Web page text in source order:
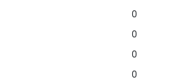
0
0
0
0